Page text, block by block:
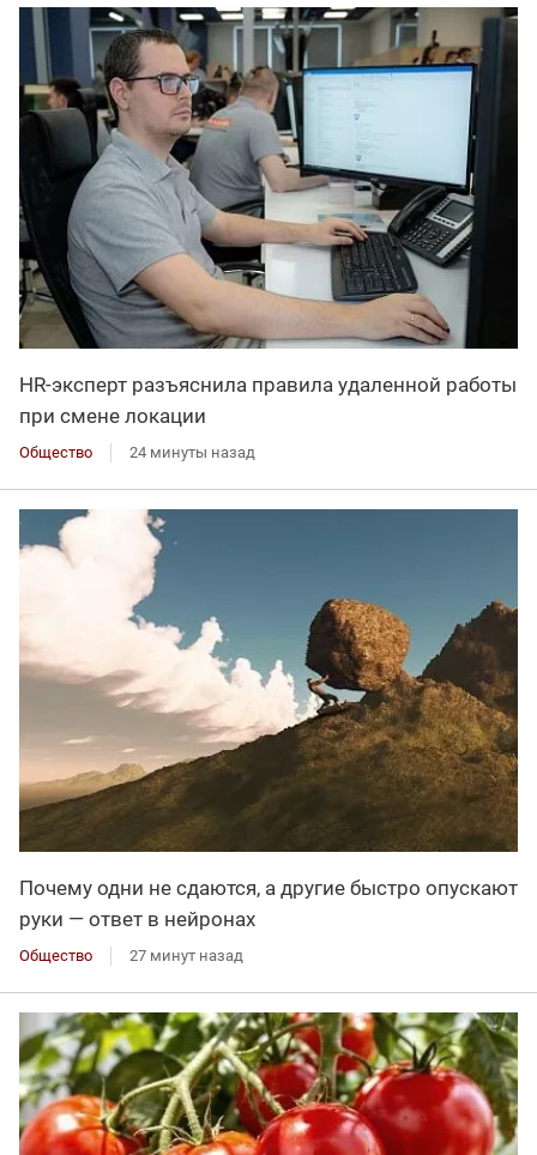
HR-эксперт разъяснила правила удаленной работы
при смене локации
Общество 24 минуты назад
Почему одни не сдаются, а другие быстро опускают
руки — ответ в нейронах
Общество 27 минут назад